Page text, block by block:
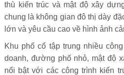
thù kiến trúc và mật độ xây
chung là không gian đô thị dày
lớn và yêu cầu cao về hình ảnh
Khu phố cổ tập trung nhiều
doanh, đường phố nhỏ, mật độ
nổi bật với các công trình kiến